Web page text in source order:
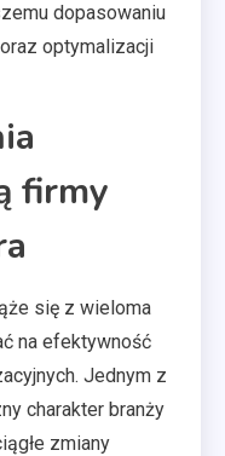
dopasowaniu
optymalizacji
firmy
się z wieloma
na efektywność
Jednym z
charakter branży
zmiany